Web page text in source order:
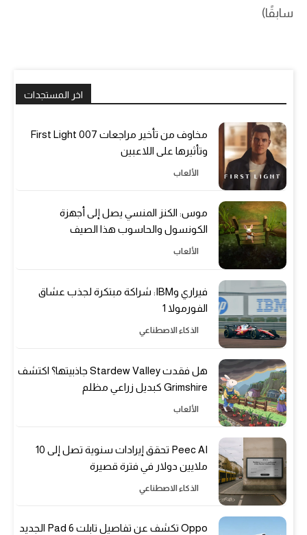
سابقًا)
اخر المستجدات
مخاوف من تأخير مراجعات 007 First Light
وتأثيرها على اللاعبين
الألعاب
موس: الكنز المنسي يصل إلى أجهزة
الكونسول والحاسوب هذا الصيف
الألعاب
فيراري وIBM: شراكة مبتكرة لجذب عشاق
الفورمولا 1
الذكاء الاصطناعي
هل فقدت Stardew Valley جاذبيتها؟ اكتشف
Grimshire كبديل زراعي مظلم
الألعاب
Peec AI تحقق إيرادات سنوية تصل إلى 10
ملايين دولار في فترة قصيرة
الذكاء الاصطناعي
Oppo تكشف عن تفاصيل تابلت Pad 6 الجديد